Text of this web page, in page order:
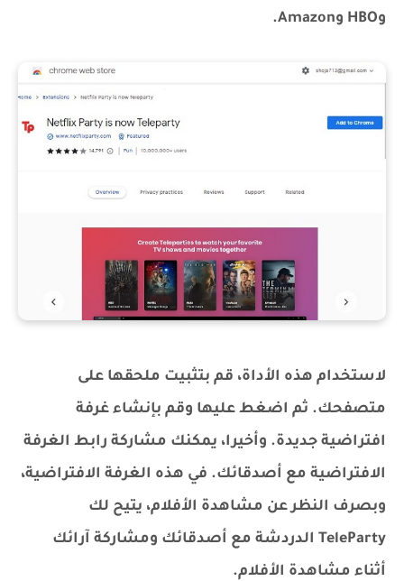
وHBO وAmazon.
لاستخدام هذه الأداة، قم بتثبيت ملحقها على
متصفحك. ثم اضغط عليها وقم بإنشاء غرفة
افتراضية جديدة. وأخيرا، يمكنك مشاركة رابط الغرفة
الافتراضية مع أصدقائك. في هذه الغرفة الافتراضية،
وبصرف النظر عن مشاهدة الأفلام، يتيح لك
TeleParty الدردشة مع أصدقائك ومشاركة آرائك
أثناء مشاهدة الأفلام.